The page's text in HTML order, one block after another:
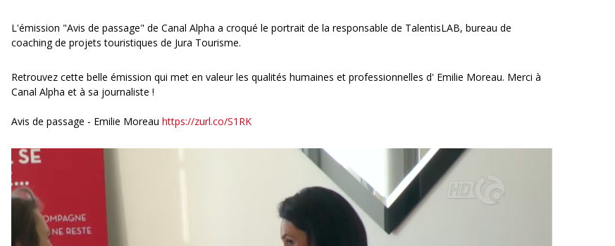
L'émission "Avis de passage" de Canal Alpha a croqué le portrait de la responsable de TalentisLAB, bureau de
coaching de projets touristiques de Jura Tourisme.
Retrouvez cette belle émission qui met en valeur les qualités humaines et professionnelles d' Emilie Moreau. Merci à
Canal Alpha et à sa journaliste !
Avis de passage - Emilie Moreau https://zurl.co/S1RK